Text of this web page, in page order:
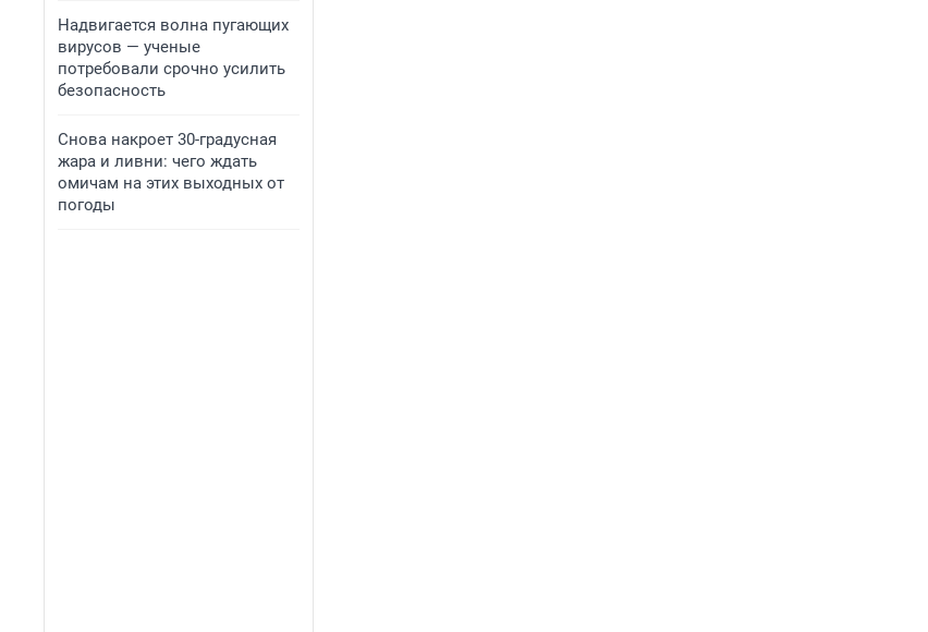
Надвигается волна пугающих
вирусов — ученые
потребовали срочно усилить
безопасность
Снова накроет 30-градусная
жара и ливни: чего ждать
омичам на этих выходных от
погоды